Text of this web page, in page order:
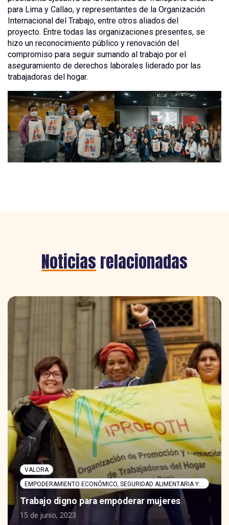
para Lima y Callao, y representantes de la Organización
Internacional del Trabajo, entre otros aliados del
proyecto. Entre todas las organizaciones presentes, se
hizo un reconocimiento público y renovación del
compromiso para seguir sumando al trabajo por el
aseguramiento de derechos laborales liderado por las
trabajadoras del hogar.
Noticias relacionadas
VALORA
Trabajo digno para empoderar mujeres
15 de junio, 2023